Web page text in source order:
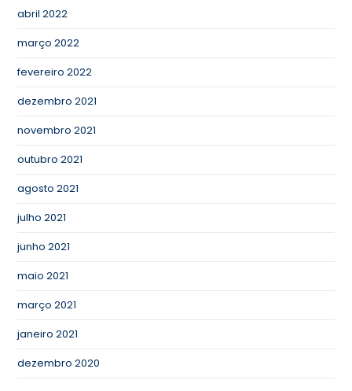
abril 2022
março 2022
fevereiro 2022
dezembro 2021
novembro 2021
outubro 2021
agosto 2021
julho 2021
junho 2021
maio 2021
março 2021
janeiro 2021
dezembro 2020